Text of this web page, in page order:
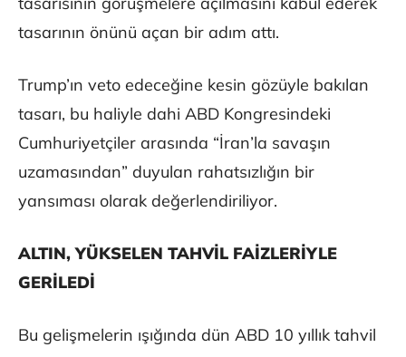
tasarının önünü açan bir adım attı.
Trump’ın veto edeceğine kesin gözüyle bakılan
tasarı, bu haliyle dahi ABD Kongresindeki
Cumhuriyetçiler arasında “İran’la savaşın
uzamasından” duyulan rahatsızlığın bir
yansıması olarak değerlendiriliyor.
ALTIN, YÜKSELEN TAHVİL FAİZLERİYLE
GERİLEDİ
Bu gelişmelerin ışığında dün ABD 10 yıllık tahvil